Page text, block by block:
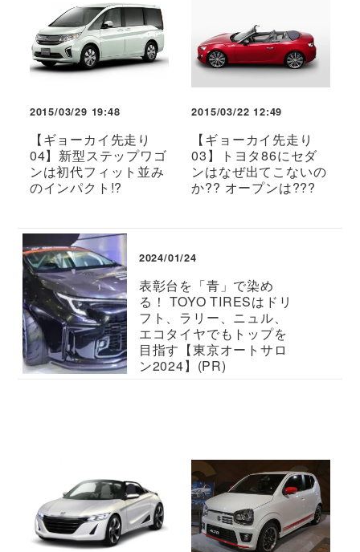
2015/03/29 19:48
【ギョーカイ先走り
04】新型ステップワゴ
ンは初代フィット並み
のインパクト!?
2015/03/22 12:49
【ギョーカイ先走り
03】トヨタ86にセダ
ンはなぜ出てこないの
か?? オープンは???
2024/01/24
表彰台を「青」で染め
る！ TOYO TIRESはドリ
フト、ラリー、ニュル、
エコタイヤでもトップを
目指す【東京オートサロ
ン2024】(PR)